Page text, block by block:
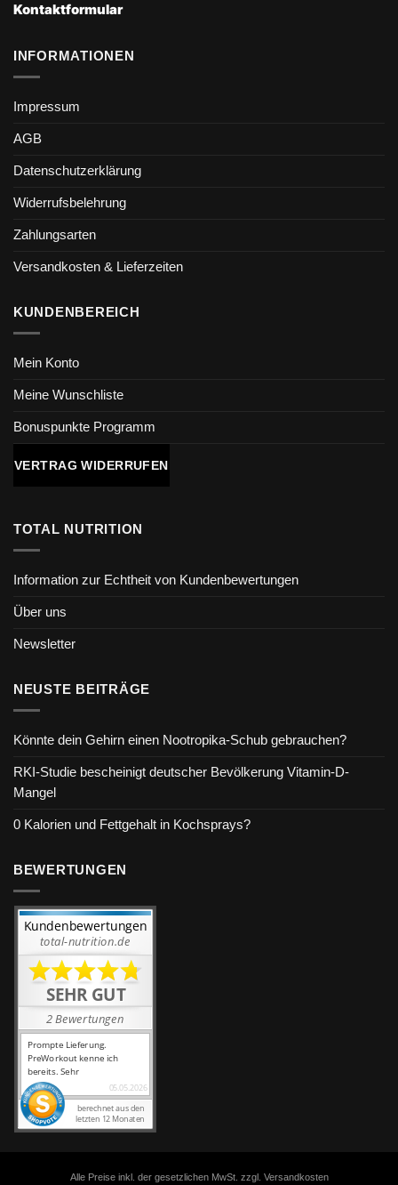
Kontaktformular
INFORMATIONEN
Impressum
AGB
Datenschutzerklärung
Widerrufsbelehrung
Zahlungsarten
Versandkosten & Lieferzeiten
KUNDENBEREICH
Mein Konto
Meine Wunschliste
Bonuspunkte Programm
VERTRAG WIDERRUFEN
TOTAL NUTRITION
Information zur Echtheit von Kundenbewertungen
Über uns
Newsletter
NEUSTE BEITRÄGE
Könnte dein Gehirn einen Nootropika-Schub gebrauchen?
RKI-Studie bescheinigt deutscher Bevölkerung Vitamin-D-
Mangel
0 Kalorien und Fettgehalt in Kochsprays?
BEWERTUNGEN
Alle Preise inkl. der gesetzlichen MwSt. zzgl. Versandkosten